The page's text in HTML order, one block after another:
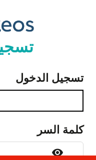
تسجيل الدخول
كلمة السر
visibility